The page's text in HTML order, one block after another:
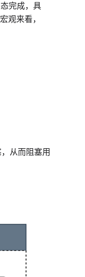
完成，具
观来看，
从而阻塞用